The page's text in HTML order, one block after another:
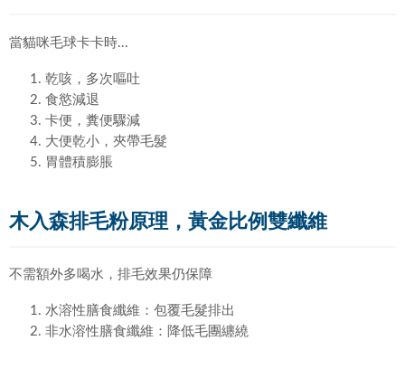
當貓咪毛球卡卡時...
乾咳，多次嘔吐
食慾減退
卡便，糞便驟減
大便乾小，夾帶毛髮
胃體積膨脹
木入森排毛粉原理，黃金比例雙纖維
不需額外多喝水，排毛效果仍保障
水溶性膳食纖維：包覆毛髮排出
非水溶性膳食纖維：降低毛團纏繞